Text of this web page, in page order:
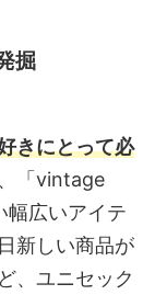
掘
きにとって必
「vintage
幅広いアイテ
新しい商品が
、ユニセック